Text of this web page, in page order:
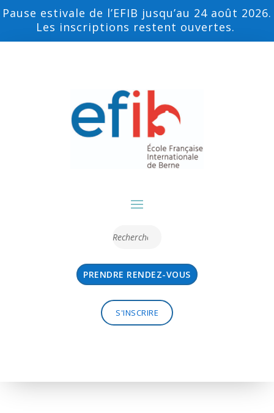
Pause estivale de l’EFIB jusqu’au 24 août 2026.
Les inscriptions restent ouvertes.
PRENDRE RENDEZ-VOUS
S'INSCRIRE